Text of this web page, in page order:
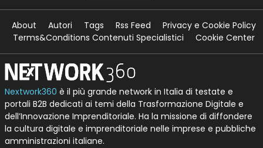
About Autori Tags Rss Feed
Privacy e Cookie Policy
Terms&Conditions Contenuti Specialistici
Cookie Center
Nextwork360 è il più grande network in Italia di testate e
portali B2B dedicati ai temi della Trasformazione Digitale e
dell’Innovazione Imprenditoriale. Ha la missione di diffondere
la cultura digitale e imprenditoriale nelle imprese e pubbliche
amministrazioni italiane.